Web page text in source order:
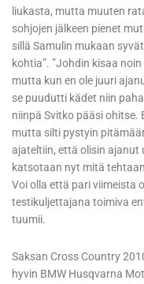
liukasta, mutta muuten
sohjojen jälkeen pienet
sillä Samulin mukaan
kohtia”. ”Johdin kisaa
mutta kun en ole juuri
se puudutti kädet niin
niinpä Svitko pääsi ohitse.
mutta silti pystyin
ajateltiin, että olisin ajanut
katsotaan nyt mitä
Voi olla että pari viimeista
testikuljettajana toimiva
tuumii.
Saksan Cross Country
hyvin BMW Husqvarna